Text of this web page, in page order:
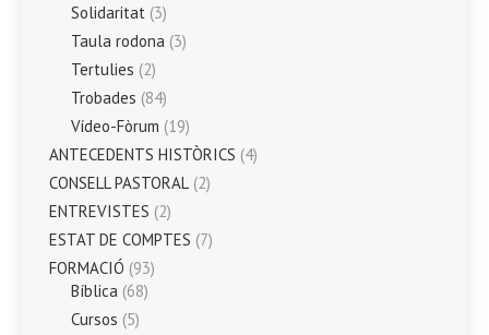
Solidaritat (3)
Taula rodona (3)
Tertulies (2)
Trobades (84)
Vídeo-Fòrum (19)
ANTECEDENTS HISTÒRICS (4)
CONSELL PASTORAL (2)
ENTREVISTES (2)
ESTAT DE COMPTES (7)
FORMACIÓ (93)
Bíblica (68)
Cursos (5)